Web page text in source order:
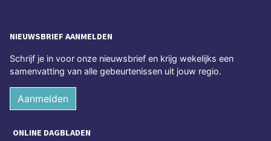
NIEUWSBRIEF AANMELDEN
Schrijf je in voor onze nieuwsbrief en krijg wekelijks een
samenvatting van alle gebeurtenissen uit jouw regio.
Aanmelden
ONLINE DAGBLADEN